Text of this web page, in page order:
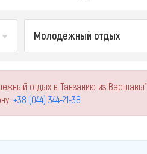
Молодежный отдых
отдых в Танзанию из Варшавы".
+38 (044) 344-21-38